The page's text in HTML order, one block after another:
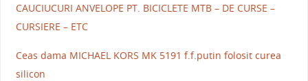
CAUCIUCURI ANVELOPE PT. BICICLETE MTB – DE CURSE –
CURSIERE – ETC
Ceas dama MICHAEL KORS MK 5191 f.f.putin folosit curea
silicon